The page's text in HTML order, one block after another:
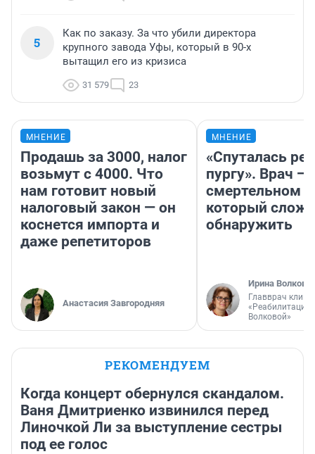
5
Как по заказу. За что убили директора
крупного завода Уфы, который в 90-х
вытащил его из кризиса
31 579 23
МНЕНИЕ
Продашь за 3000, налог
возьмут с 4000. Что
нам готовит новый
налоговый закон — он
коснется импорта и
даже репетиторов
Анастасия Завгородняя
МНЕНИЕ
«Спуталась
пургу». Врач —
смертельном
который
обнаружить
Ирина Волкова
Главврач
«Реабилитация
Волковой»
РЕКОМЕНДУЕМ
Когда концерт обернулся скандалом.
Ваня Дмитриенко извинился перед
Линочкой Ли за выступление сестры
под ее голос